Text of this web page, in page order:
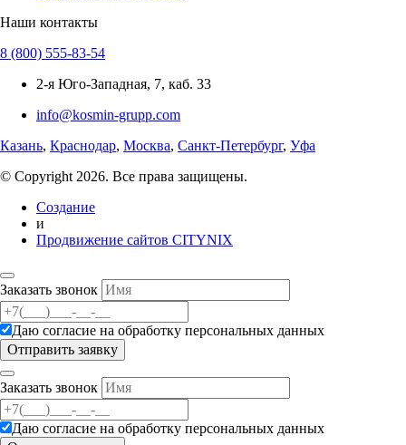
Наши контакты
8 (800) 555-83-54
2-я Юго-Западная, 7, каб. 33
info@kosmin-grupp.com
Казань, Краснодар, Москва, Санкт-Петербург, Уфа
© Copyright 2026. Все права защищены.
Создание
и
Продвижение сайтов CITYNIX
Заказать звонок
Даю согласие на обработку персональных данных
Заказать звонок
Даю согласие на обработку персональных данных